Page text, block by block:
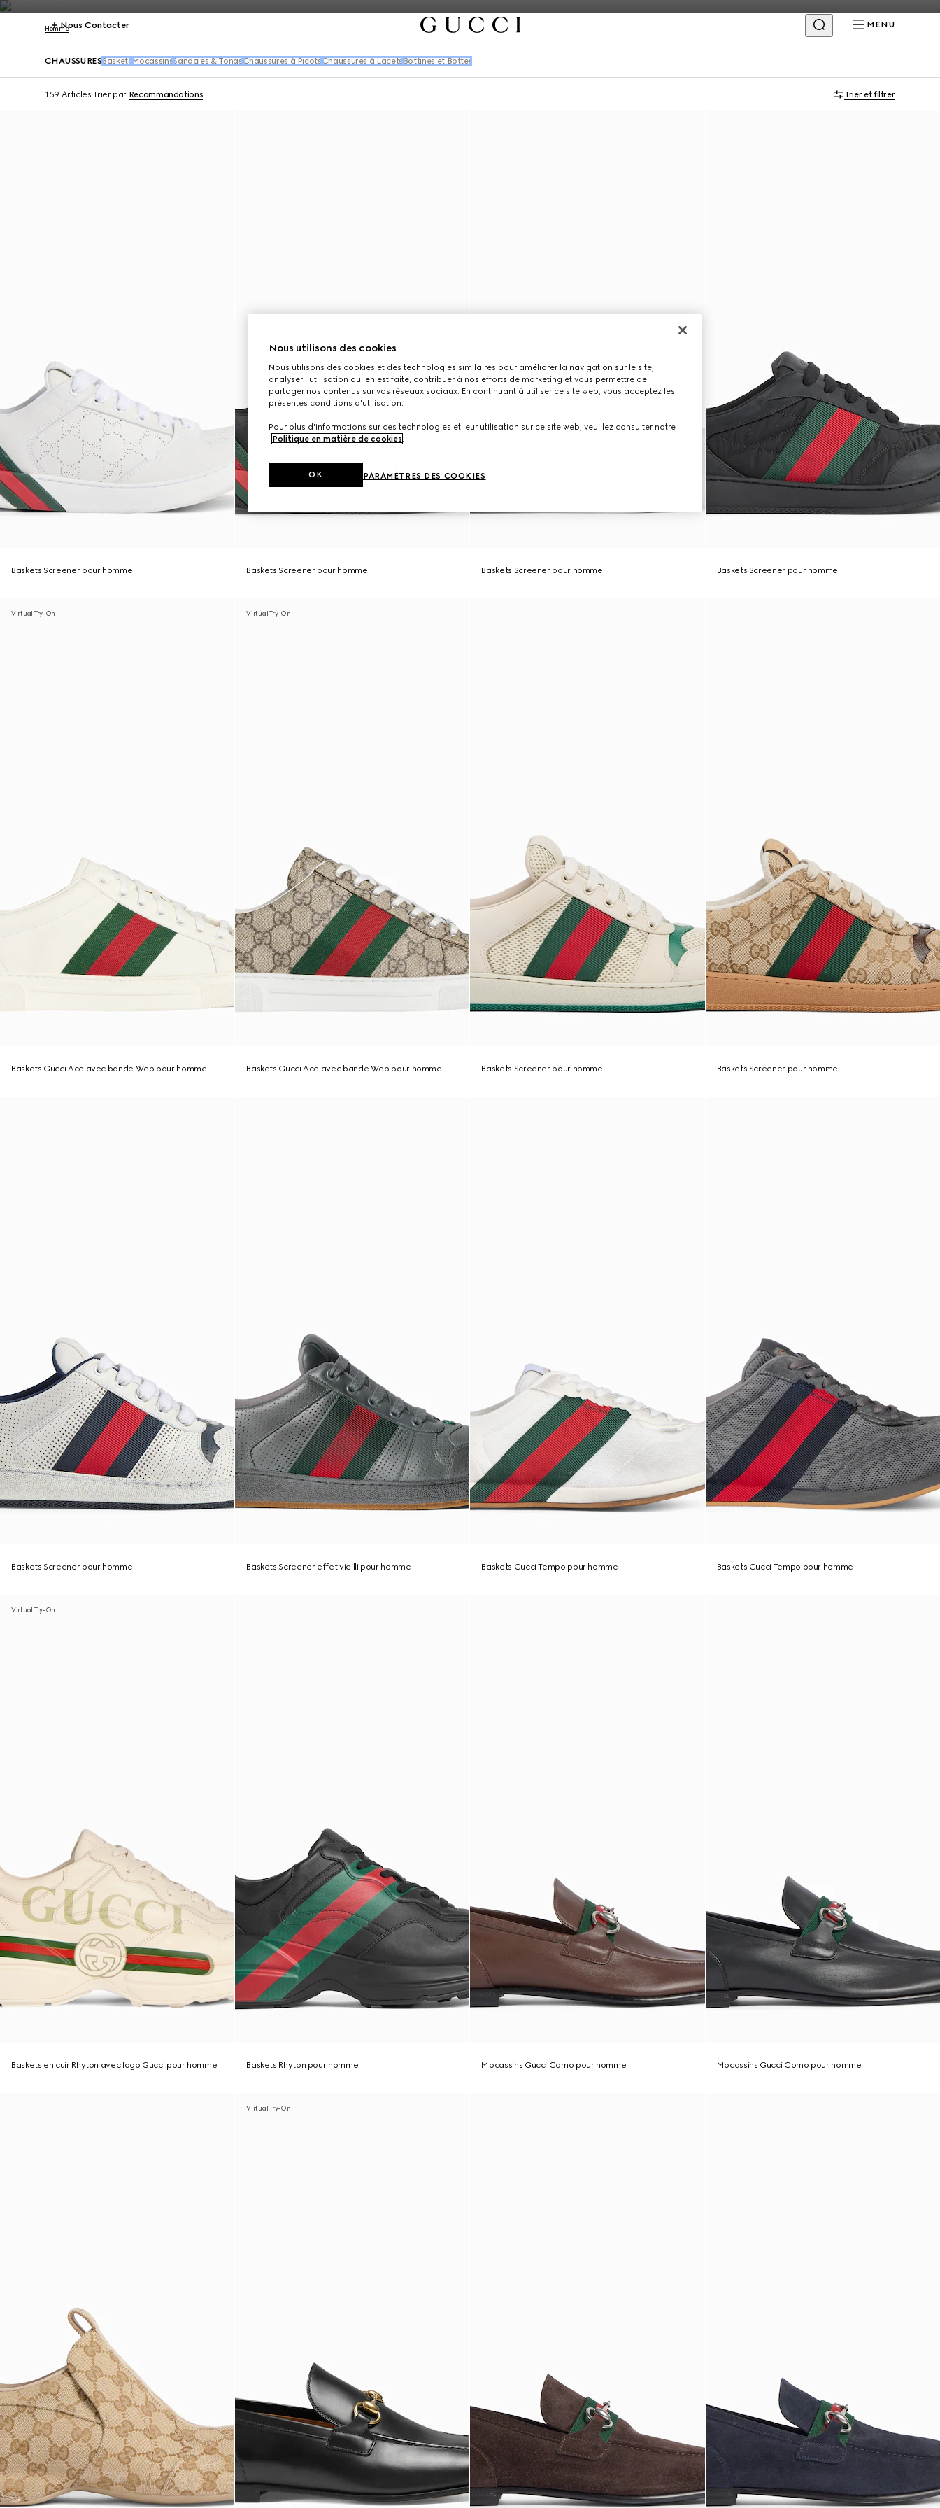
Nous Contacter MENU
Homme
CHAUSSURES Baskets Mocassins Sandales & Tongs Chaussures à Picots Chaussures à Lacets Bottines et Bottes
159 Articles Trier par Recommandations Trier et filtrer
Baskets Screener pour homme Baskets Screener pour homme Baskets Screener pour homme Baskets Screener pour homme
Virtual Try-On
Baskets Gucci Ace avec bande Web pour homme
Virtual Try-On
Baskets Gucci Ace avec bande Web pour homme Baskets Screener pour homme Baskets Screener pour homme
Baskets Screener pour homme Baskets Screener effet vieilli pour homme Baskets Gucci Tempo pour homme Baskets Gucci Tempo pour homme
Virtual Try-On
Baskets en cuir Rhyton avec logo Gucci pour homme Baskets Rhyton pour homme Mocassins Gucci Como pour homme Mocassins Gucci Como pour homme
Virtual Try-On
Nous utilisons des cookies
Nous utilisons des cookies et des technologies similaires pour améliorer la navigation sur le site,
analyser l'utilisation qui en est faite, contribuer à nos efforts de marketing et vous permettre de
partager nos contenus sur vos réseaux sociaux. En continuant à utiliser ce site web, vous acceptez les
présentes conditions d'utilisation.
Pour plus d'informations sur ces technologies et leur utilisation sur ce site web, veuillez consulter notre
Politique en matière de cookies.
PARAMÈTRES DES COOKIES
OK